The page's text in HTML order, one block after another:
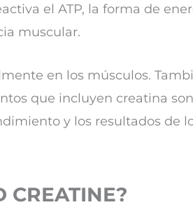
el ATP, la forma de
muscular.
en los músculos.
que incluyen creatina
y los resultados de